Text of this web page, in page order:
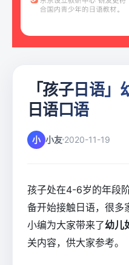
「孩子日语
日语口语
小 小友 2020-11-19
孩子处在4-6岁的年段
备开始接触日语，很多
小编为大家带来了幼儿
关内容，供大家参考。